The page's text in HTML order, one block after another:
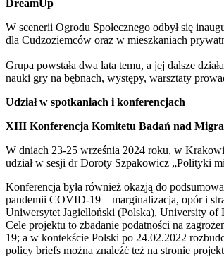
DreamUp
W scenerii Ogrodu Społecznego odbył się
dla Cudzoziemców oraz w mieszkaniach
Grupa powstała dwa lata temu, a jej dalsze
nauki gry na bębnach, występy, warsztaty
Udział w spotkaniach i konferencjach
XIII Konferencja Komitetu Badań nad
W dniach 23-25 września 2024 roku, w
udział w sesji dr Doroty Szpakowicz „Polityki
Konferencja była również okazją do
pandemii COVID-19 – marginalizacja, opór i
Uniwersytet Jagielloński (Polska), University of
Cele projektu to zbadanie​ podatności na
19; a w kontekście Polski po 24.02.2022
policy briefs można znaleźć też na stronie